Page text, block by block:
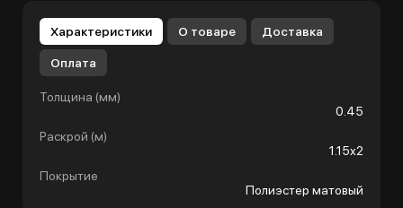
Характеристики О товаре Доставка
Оплата
Толщина (мм)
0.45
Раскрой (м)
1.15х2
Покрытие
Полиэстер матовый